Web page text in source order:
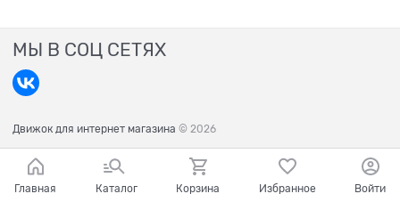
МЫ В СОЦ СЕТЯХ
Движок для интернет магазина © 2026
Главная Каталог Корзина Избранное Войти